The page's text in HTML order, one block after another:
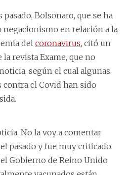
Bolsonaro, que se ha
negacionismo en relación a la
del coronavirus, citó un
revista Exame, que no
según el cual algunas
contra el Covid han sido
No la voy a comentar
pasado y fue muy criticado.
Gobierno de Reino Unido